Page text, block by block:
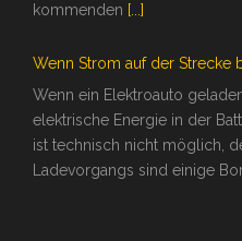
kommenden [...]
Wenn Strom auf der Strecke
Wenn ein Elektroauto
elektrische Energie in der
ist technisch nicht möglich,
Ladevorgangs sind einige